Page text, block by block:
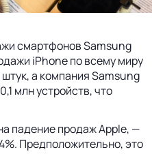
смартфонов Samsung
iPhone по всему миру
а компания Samsung
млн устройств, что
падение продаж Apple, —
Предположительно, это